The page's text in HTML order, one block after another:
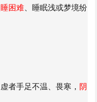
睡困难 、睡眠浅或梦境纷
者手足不温、畏寒， 阴